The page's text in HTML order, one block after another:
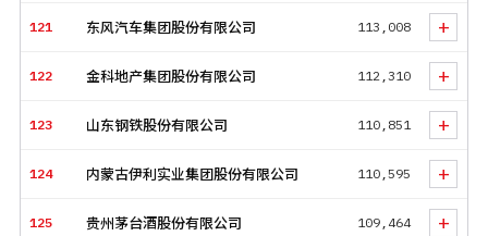
121 东风汽车集团股份有限公司 113,008 +
122 金科地产集团股份有限公司 112,310 +
123 山东钢铁股份有限公司 110,851 +
124 内蒙古伊利实业集团股份有限公司 110,595 +
125 贵州茅台酒股份有限公司 109,464 +